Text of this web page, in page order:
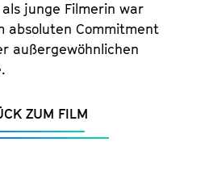
junge Filmerin war
absoluten Commit­ment
außergewöhnlichen
ZUM FILM